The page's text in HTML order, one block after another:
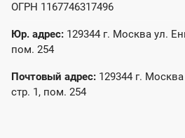
ОГРН 1167746317496
Юр. адрес: 129344 г. Москва ул.
пом. 254
Почтовый адрес: 129344 г.
стр. 1, пом. 254